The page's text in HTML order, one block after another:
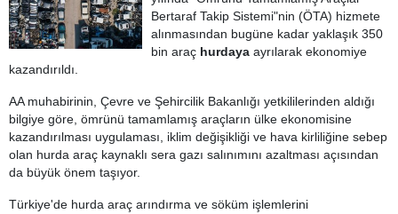
Bertaraf Takip Sistemi"nin (ÖTA) hizmete
alınmasından bugüne kadar yaklaşık 350
bin araç hurdaya ayrılarak ekonomiye
kazandırıldı.
AA muhabirinin, Çevre ve Şehircilik Bakanlığı yetkililerinden aldığı
bilgiye göre, ömrünü tamamlamış araçların ülke ekonomisine
kazandırılması uygulaması, iklim değişikliği ve hava kirliliğine sebep
olan hurda araç kaynaklı sera gazı salınımını azaltması açısından
da büyük önem taşıyor.
Türkiye'de hurda araç arındırma ve söküm işlemlerini